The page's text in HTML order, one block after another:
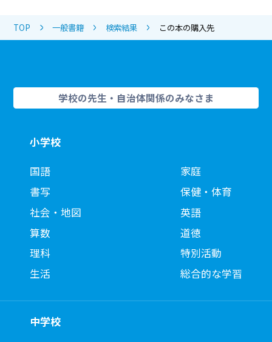
TOP 一般書籍 検索結果 この本の購入先
学校の先生・自治体関係のみなさま
小学校
国語
書写
社会・地図
算数
理科
生活
家庭
保健・体育
英語
道徳
特別活動
総合的な学習
中学校